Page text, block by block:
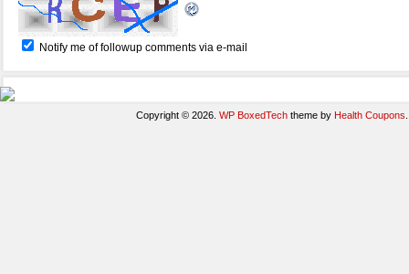
Notify me of followup comments via e-mail
Copyright © 2026.WP BoxedTech theme by Health Coupons